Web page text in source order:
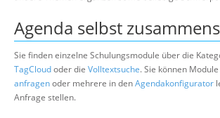
Agenda selbst
Sie finden einzelne Schulungsmodule über die
TagCloudoder die Volltextsuche. Sie können
anfragenoder mehrere in denAgendakonfigurator
Anfrage stellen.